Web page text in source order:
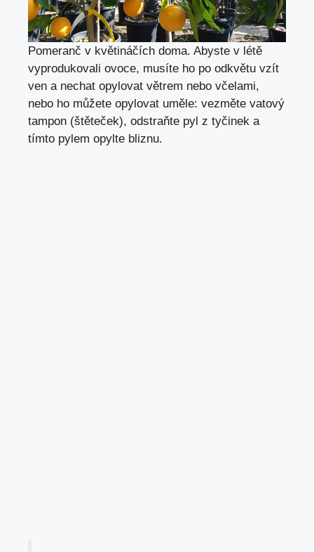
Pomeranč v květináčích doma. Abyste v létě
vyprodukovali ovoce, musíte ho po odkvětu vzít
ven a nechat opylovat větrem nebo včelami,
nebo ho můžete opylovat uměle: vezměte vatový
tampon (štěteček), odstraňte pyl z tyčinek a
tímto pylem opylte bliznu.